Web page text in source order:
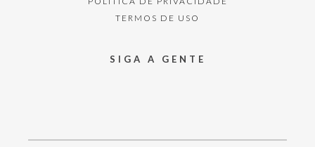
TERMOS DE USO
SIGA A GENTE